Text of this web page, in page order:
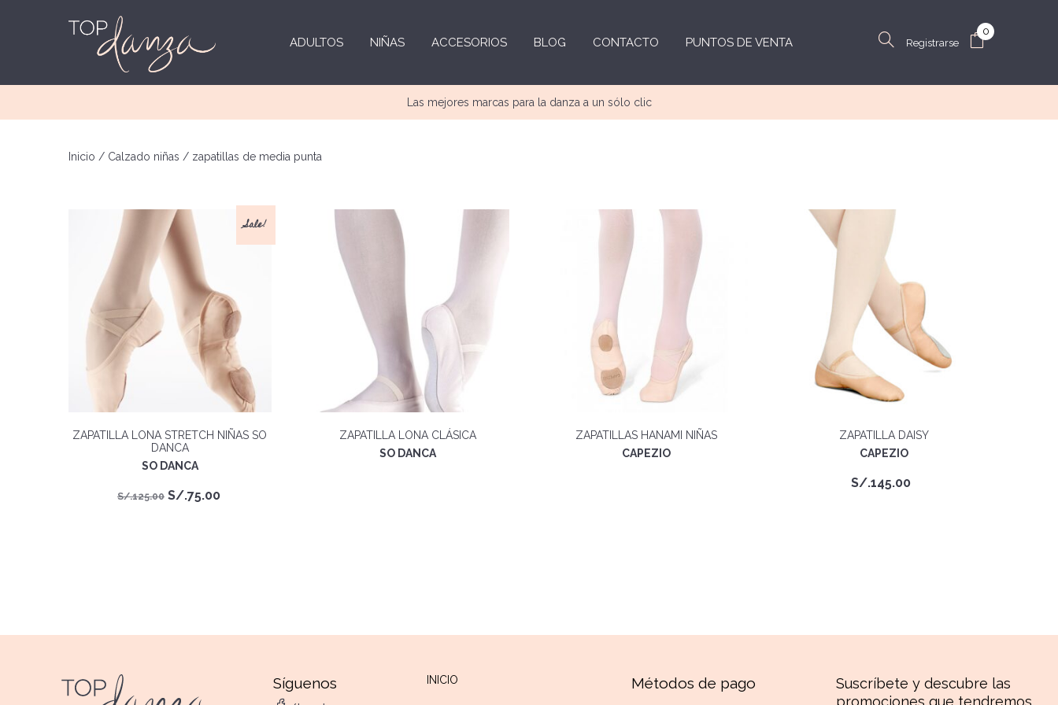
ADULTOS NIÑAS ACCESORIOS BLOG CONTACTO PUNTOS DE VENTA Registrarse
0
Las mejores marcas para la danza a un sólo clic
Inicio / Calzado niñas / zapatillas de media punta
Sale!
ZAPATILLA LONA STRETCH NIÑAS SO
DANCA
SO DANCA
S/.125.00 El
S/.75.00El
ZAPATILLA LONA CLÁSICA
SO DANCA
ZAPATILLAS HANAMI NIÑAS
CAPEZIO
ZAPATILLA DAISY
CAPEZIO
S/.145.00
Síguenos INICIO Métodos de pago
Suscríbete y descubre las
promociones que tendremos